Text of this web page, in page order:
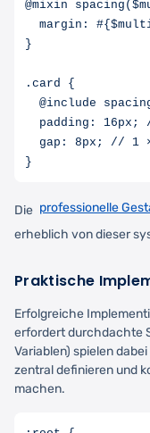
@mixin
margin:
}
.card {
@include
padding: 16px;
gap: 8px; // 1
Die professionelle
erheblich von dieser
Praktische
Erfolgreiche
erfordert durchdachte
Variablen) spielen
zentral definieren und
machen.